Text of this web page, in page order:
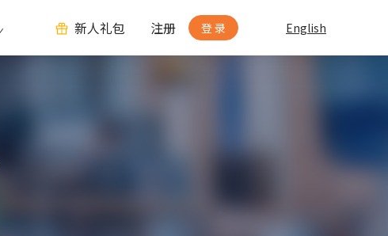
新人礼包 注册 登 录 English